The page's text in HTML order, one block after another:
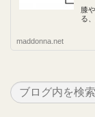
膝
る
maddonna.net